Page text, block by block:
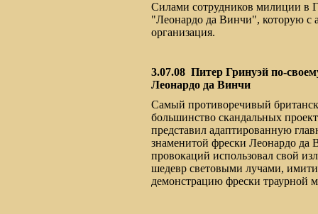
Силами сотрудников милиции в
"Леонардо да Винчи", которую с
организация.
3.07.08 Питер Гринуэй по-
Леонардо да Винчи
Самый противоречивый
большинство скандальных
представил адаптированную
знаменитой фрески Леонардо да
провокаций использовал свой
шедевр световыми лучами,
демонстрацию фрески траурной